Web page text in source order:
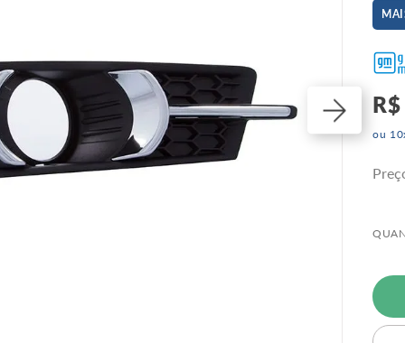
R$
ou 10